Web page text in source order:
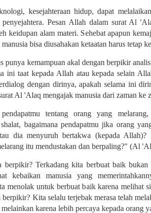
kesejahteraan hidup, dapat
penyejahtera. Pesan Allah dalam surat Al
keidupan alam materi. Sehebat apapun
manusia bisa diusahakan ketaatan harus tetap
punya kemampuan akal dengan berpikir
ini taat kepada Allah atau kepada selain
dengan dirinya, apakah selama ini
Al 'Alaq mengajak manusia dari zaman ke
pendapatmu tentang orang yang
bagaimana pendapatmu jika orang
dia menyuruh bertakwa (kepada Allah)?
itu mendustakan dan berpaling?" (Al
berpikir? Terkadang kita berbuat baik bukan
kebaikan manusia yang
menolak untuk berbuat baik karena melihat
Kita selalu terjebak merasa telah
karena lebih percaya kepada orang